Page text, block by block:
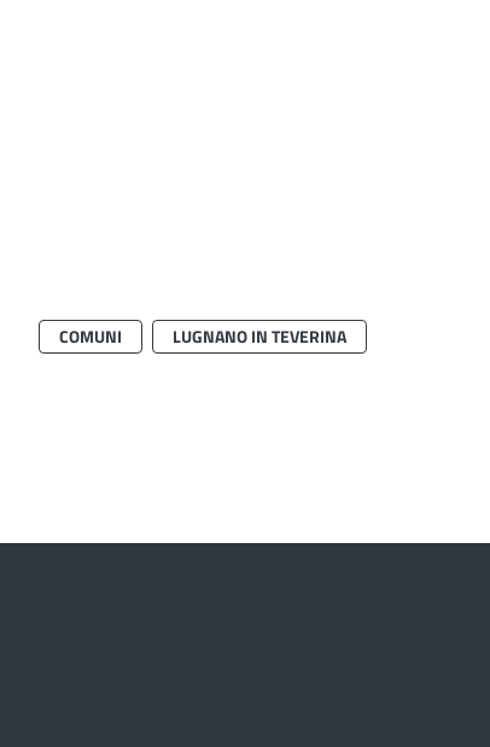
COMUNI LUGNANO IN TEVERINA